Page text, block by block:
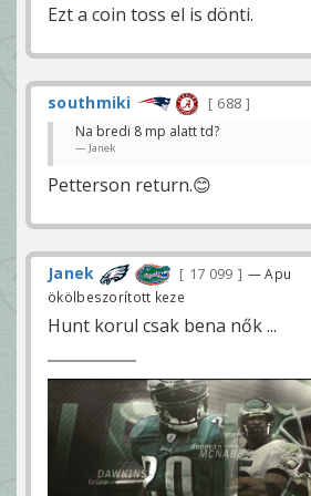
Ezt a coin toss el is dönti.
southmiki
688
Na bredi 8 mp alatt td?
Janek
Petterson return.😊
Janek 17 099
— Apu
ökölbeszorított keze
Hunt korul csak bena nők ...